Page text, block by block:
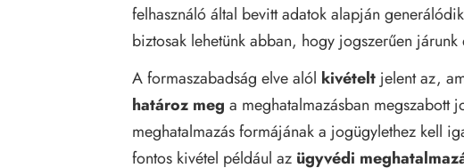
felhasználó által bevitt adatok alapján
biztosak lehetünk abban, hogy jogszerűen járunk
A formaszabadság elve alól kivételt jelent az,
határoz meg a meghatalmazásban megszabott
meghatalmazás formájának a jogügylethez kell
fontos kivétel például az ügyvédi